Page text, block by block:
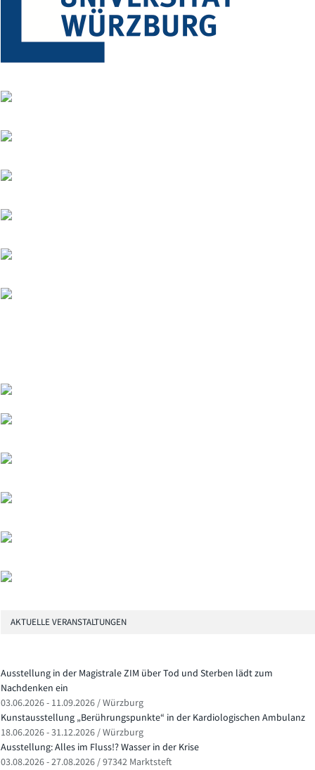
AKTUELLE VERANSTALTUNGEN
Ausstellung in der Magistrale ZIM über Tod und Sterben lädt zum
Nachdenken ein
03.06.2026 - 11.09.2026 / Würzburg
Kunstausstellung „Berührungspunkte“ in der Kardiologischen Ambulanz
18.06.2026 - 31.12.2026 / Würzburg
Ausstellung: Alles im Fluss!? Wasser in der Krise
03.08.2026 - 27.08.2026 / 97342 Marktsteft